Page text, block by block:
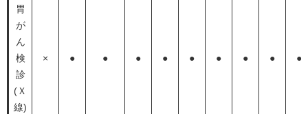
胃
が
ん
検
診
(Ｘ
線)
× ● ● ● ● ● ● ● ● ●